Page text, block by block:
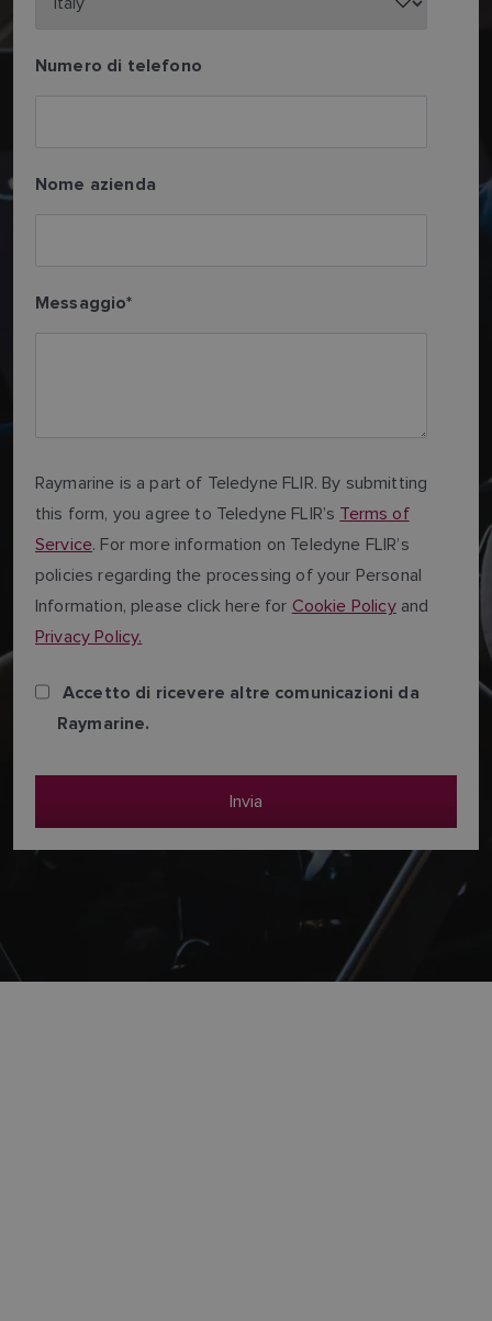
Numero di telefono
Nome azienda
Messaggio*
Raymarine is a part of Teledyne FLIR. By submitting
this form, you agree to Teledyne FLIR’s Terms of
Service. For more information on Teledyne FLIR’s
policies regarding the processing of your Personal
Information, please click here for Cookie Policyand
Privacy Policy.
Accetto di ricevere altre comunicazioni da
Raymarine.